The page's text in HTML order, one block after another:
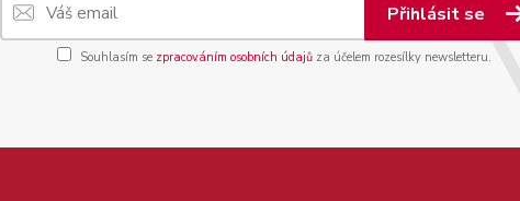
Přihlásit se
Souhlasím se zpracováním osobních údajů za účelem rozesílky newsletteru.